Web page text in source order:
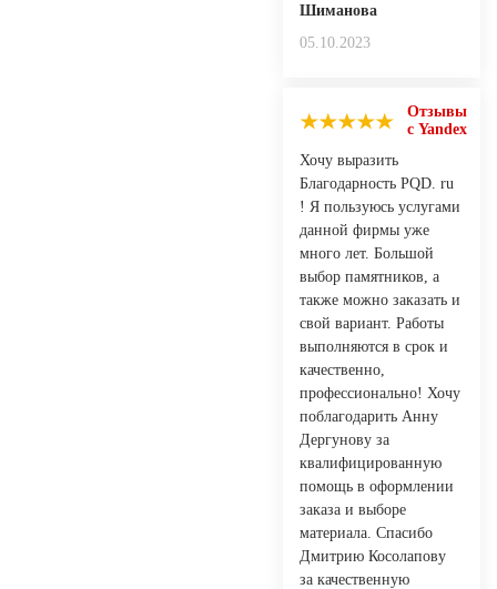
Шиманова
05.10.2023
Отзывы
с Yandex
Хочу выразить
Благодарность PQD. ru
! Я пользуюсь услугами
данной фирмы уже
много лет. Большой
выбор памятников, а
также можно заказать и
свой вариант. Работы
выполняются в срок и
качественно,
профессионально! Хочу
поблагодарить Анну
Дергунову за
квалифицированную
помощь в оформлении
заказа и выборе
материала. Спасибо
Дмитрию Косолапову
за качественную